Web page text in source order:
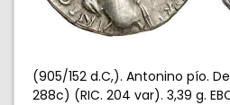
(905/152 d.C,). Antonino pío.
288c) (RIC. 204 var). 3,39 g.